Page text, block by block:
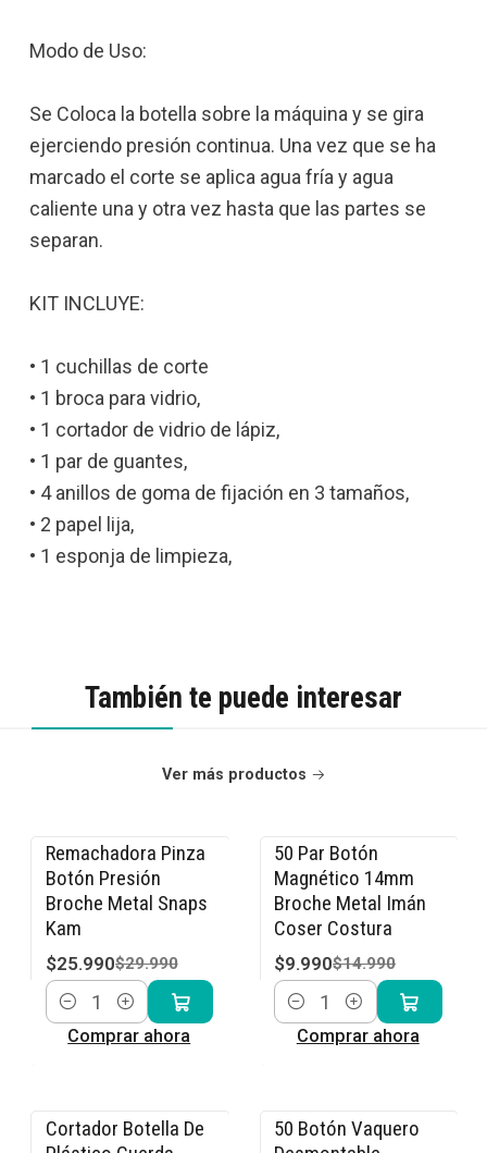
Modo de Uso:
Se Coloca la botella sobre la máquina y se gira
ejerciendo presión continua. Una vez que se ha
marcado el corte se aplica agua fría y agua
caliente una y otra vez hasta que las partes se
separan.
KIT INCLUYE:
• 1 cuchillas de corte
• 1 broca para vidrio,
• 1 cortador de vidrio de lápiz,
• 1 par de guantes,
• 4 anillos de goma de fijación en 3 tamaños,
• 2 papel lija,
• 1 esponja de limpieza,
También te puede interesar
Ver más productos
-13% OFF
Remachadora Pinza
Botón Presión
Broche Metal Snaps
Kam
$25.990$29.990
Cantidad
Comprar ahora
-33% OFF
50 Par Botón
Magnético 14mm
Broche Metal Imán
Coser Costura
$9.990$14.990
Cantidad
Comprar ahora
-17% OFF
Cortador Botella De
-15% OFF
50 Botón Vaquero